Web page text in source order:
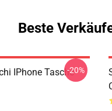
Beste
IPhone Tasche-20%